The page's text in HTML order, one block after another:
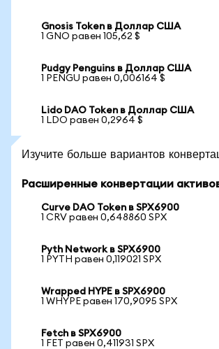
Gnosis Token в Доллар США
1 GNO равен 105,62 $
Pudgy Penguins в Доллар США
1 PENGU равен 0,006164 $
Lido DAO Token в Доллар США
1 LDO равен 0,2964 $
Изучите больше вариантов
Расширенные конвертации
Curve DAO Token в SPX6900
1 CRV равен 0,648860 SPX
Pyth Network в SPX6900
1 PYTH равен 0,119021 SPX
Wrapped HYPE в SPX6900
1 WHYPE равен 170,9095 SPX
Fetch в SPX6900
1 FET равен 0,411931 SPX